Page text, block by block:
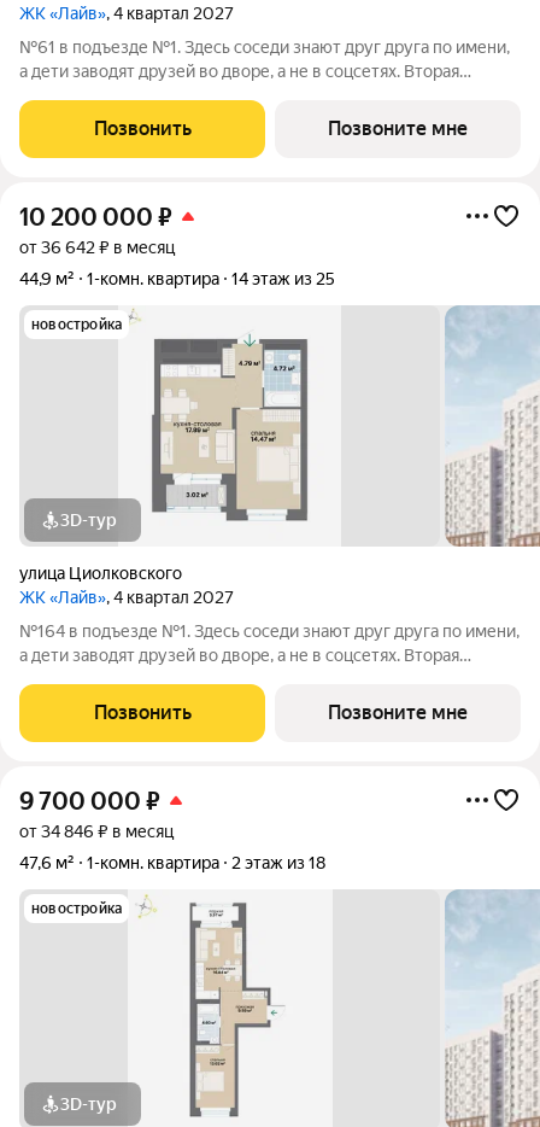
ЖК «Лайв», 4 квартал 2027
№61 в подъезде №1. Здесь соседи знают друг друга по имени,
а дети заводят друзей во дворе, а не в соцсетях. Вторая
комфорта и особенное внимание к атмосфере
добрососедства. В первой очереди
Позвонить Позвоните мне
10 200 000 ₽
от 36 642 ₽ в месяц
44,9 м²
1-комн. квартира 14 этаж из 25
новостройка
3D-тур
улица Циолковского
ЖК «Лайв», 4 квартал 2027
№164 в подъезде №1. Здесь соседи знают друг друга по имени,
а дети заводят друзей во дворе, а не в соцсетях. Вторая
комфорта и особенное внимание к атмосфере
добрососедства. В первой очереди
Позвонить Позвоните мне
9 700 000 ₽
от 34 846 ₽ в месяц
47,6 м²
1-комн. квартира 2 этаж из 18
новостройка
3D-тур